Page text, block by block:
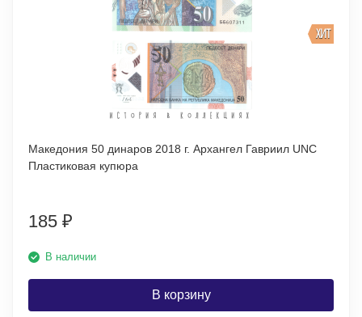
ХИТ
Македония 50 динаров 2018 г. Архангел Гавриил UNC
Пластиковая купюра
185 ₽
В наличии
В корзину